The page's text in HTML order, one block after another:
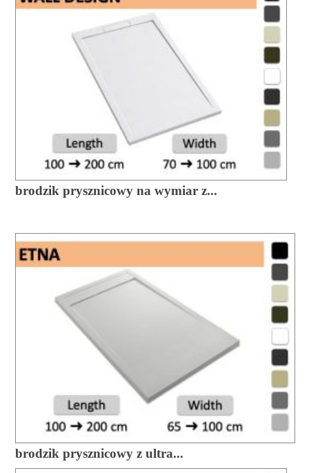
brodzik prysznicowy na wymiar z...
brodzik prysznicowy z ultra...